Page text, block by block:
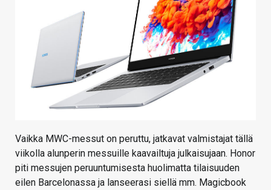
HAKU
Vaikka MWC-messut on peruttu, jatkavat valmistajat tällä
viikolla alunperin messuille kaavailtuja julkaisujaan. Honor
piti messujen peruuntumisesta huolimatta tilaisuuden
eilen Barcelonassa ja lanseerasi siellä mm. Magicbook